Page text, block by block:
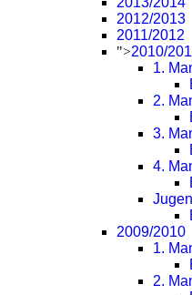
2012/2013
2011/2012
">2010/
1.
2.
3.
4.
2009/2010
1.
2.